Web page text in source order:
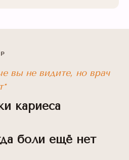
вы не видите, но врач
кариеса
боли ещё нет